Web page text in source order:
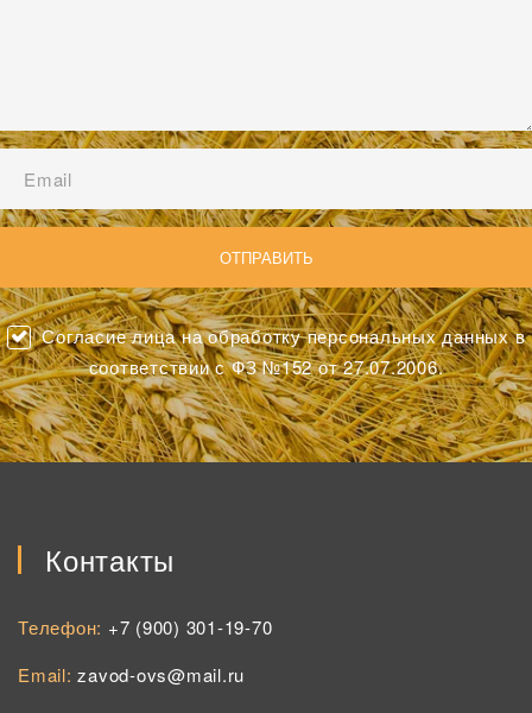
Согласие лица на обработку персональных данных в
соответствии с ФЗ №152 от 27.07.2006.
Контакты
Телефон: +7 (900) 301-19-70
Email:zavod-ovs@mail.ru